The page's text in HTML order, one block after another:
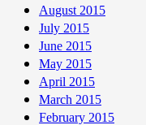
August 2015
July 2015
June 2015
May 2015
April 2015
March 2015
February 2015